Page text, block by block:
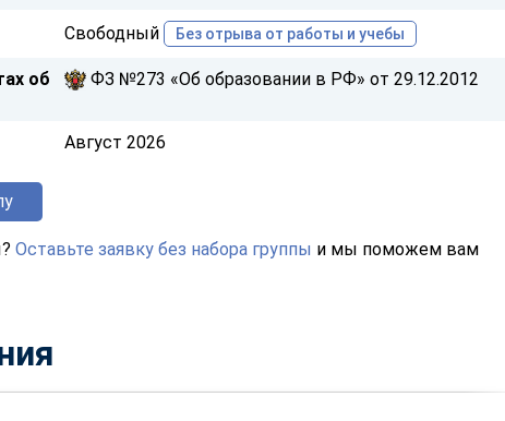
Свободный Без отрыва от работы и учебы
об
ФЗ №273 «Об образовании в РФ» от 29.12.2012
Август 2026
Оставьте заявку без набора группы и мы поможем вам